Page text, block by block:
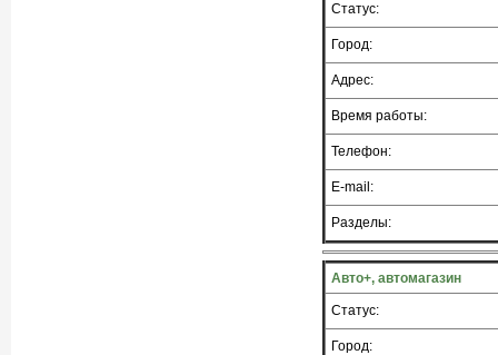
Статус:
Город:
Адрес:
Время работы:
Телефон:
E-mail:
Разделы:
Авто+, автомагазин
Статус:
Город: